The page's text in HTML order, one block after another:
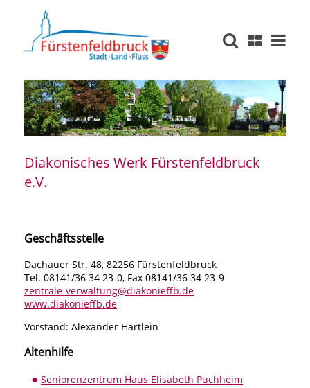
Diakonisches Werk Fürstenfeldbruck
e.V.
Geschäftsstelle
Dachauer Str. 48, 82256 Fürstenfeldbruck
Tel. 08141/36 34 23-0, Fax 08141/36 34 23-9
zentrale-verwaltung@diakonieffb.de
www.diakonieffb.de
Vorstand: Alexander Härtlein
Altenhilfe
Seniorenzentrum Haus Elisabeth Puchheim